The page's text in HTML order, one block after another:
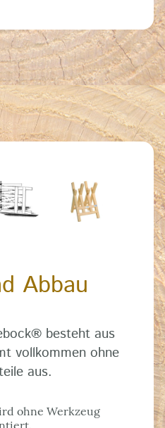
Abbau
®besteht aus
vollkommen ohne
aus.
ohne Werkzeug